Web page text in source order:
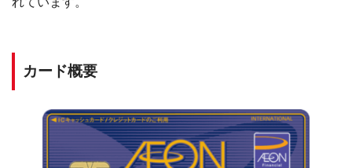
カード概要